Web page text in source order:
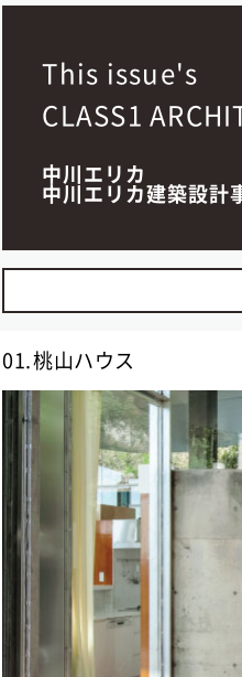
This issue's
CLASS1
中川エリカ
中川エリカ建築設計
01.桃山ハウス